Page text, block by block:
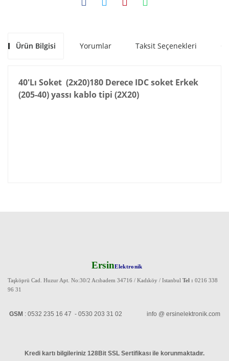
Ürün Bilgisi Yorumlar Taksit Seçenekleri
40'Lı Soket (2x20)180 Derece IDC soket Erkek
(205-40) yassı kablo tipi (2X20)
ErsinElektronik
Taşköprü Cad. Huzur Apt. No:30/2 Acıbadem 34716 / Kadıköy / Istanbul Tel : 0216 338
96 31
GSM : 0532 235 16 47 - 0530 203 31 02 info @ ersinelektronik.com
Kredi kartı bilgileriniz 128Bit SSL Sertifikası ile korunmaktadır.